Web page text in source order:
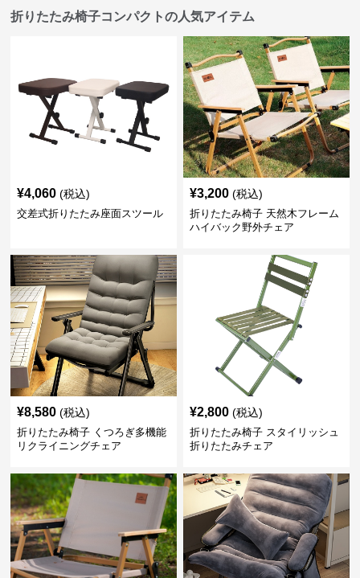
折りたたみ椅子コンパクトの人気アイテム
¥4,060 (税込)
交差式折りたたみ座面スツール
¥3,200 (税込)
折りたたみ椅子 天然木フレーム
ハイバック野外チェア
¥8,580 (税込)
折りたたみ椅子 くつろぎ多機能
リクライニングチェア
¥2,800 (税込)
折りたたみ椅子 スタイリッシュ
折りたたみチェア